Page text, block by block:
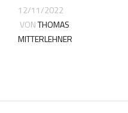
12/11/2022
VONTHOMAS
MITTERLEHNER